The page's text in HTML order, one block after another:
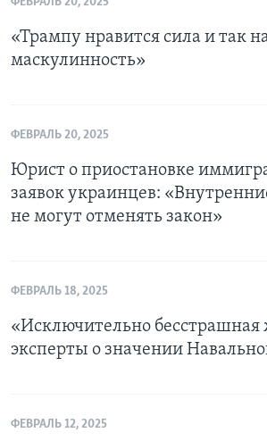
«Трампу нравится сила и так
маскулинность»
ФЕВРАЛЬ 20, 2025
Юрист о приостановке
заявок украинцев:
не могут отменять закон»
ФЕВРАЛЬ 18, 2025
«Исключительно бесстрашная
эксперты о значении
ФЕВРАЛЬ 12, 2025